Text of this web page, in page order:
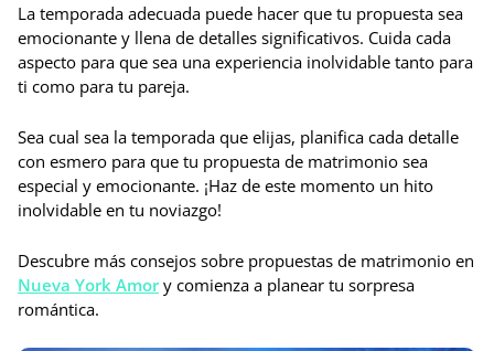
La temporada adecuada puede hacer que tu propuesta sea
emocionante y llena de detalles significativos. Cuida cada
aspecto para que sea una experiencia inolvidable tanto para
ti como para tu pareja.
Sea cual sea la temporada que elijas, planifica cada detalle
con esmero para que tu propuesta de matrimonio sea
especial y emocionante. ¡Haz de este momento un hito
inolvidable en tu noviazgo!
Descubre más consejos sobre propuestas de matrimonio en
Nueva York Amory comienza a planear tu sorpresa
romántica.